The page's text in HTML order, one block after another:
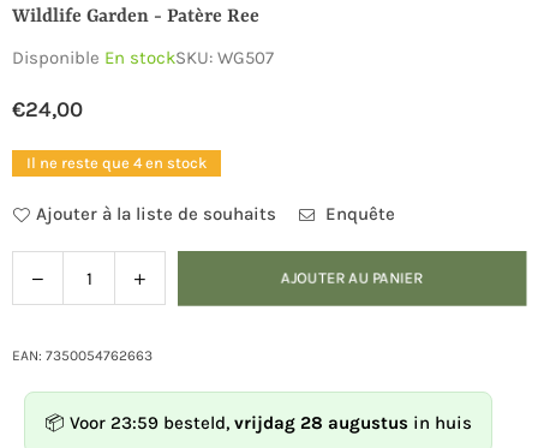
Wildlife Garden - Patère Ree
Disponible En stockSKU: WG507
Prix
régulier
€24,00
Il ne reste que 4 en stock
Ajouter à la liste de souhaits Enquête
Diminuer
la
pour
Garden
-
Augmenter
la
pour
-
AJOUTER AU PANIER
EAN: 7350054762663
📦 Voor 23:59 besteld, vrijdag 28 augustus in huis